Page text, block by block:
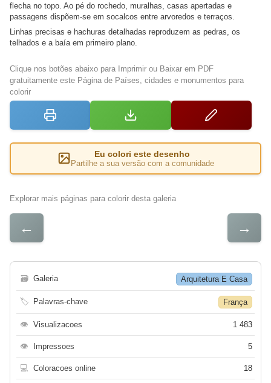
flecha no topo. Ao pé do rochedo, muralhas, casas apertadas e
passagens dispõem-se em socalcos entre arvoredos e terraços.
Linhas precisas e hachuras detalhadas reproduzem as pedras, os
telhados e a baía em primeiro plano.
Clique nos botões abaixo para Imprimir ou Baixar em PDF
gratuitamente este Página de Países, cidades e monumentos para
colorir
Eu colori este desenho
Partilhe a sua versão com a comunidade
Explorar mais páginas para colorir desta galeria
← →
🗃 Galeria Arquitetura E Casa
🏷 Palavras-chave França
👁 Visualizacoes 1 483
👁 Impressoes 5
💻 Coloracoes online 18